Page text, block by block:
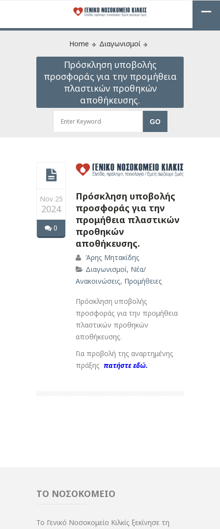
Home Διαγωνισμοί
Πρόσκληση υποβολής
προσφοράς για την προμήθεια
πλαστικών προθηκών
αποθήκευσης.
Nov 25
2024
0
Πρόσκληση υποβολής
προσφοράς για την
προμήθεια πλαστικών
προθηκών
αποθήκευσης.
Άρης Μητακίδης
Διαγωνισμοί, Νέα/
Ανακοινώσεις, Προμήθειες
Πρόσκληση υποβολής
προσφοράς για την προμήθεια
πλαστικών προθηκών
αποθήκευσης.
Για προβολή της αναρτημένης
πράξης πατήστε εδώ.
ΤΟ ΝΟΣΟΚΟΜΕΙΟ
Το Γενικό Νοσοκομείο Κιλκίς ξεκίνησε τη